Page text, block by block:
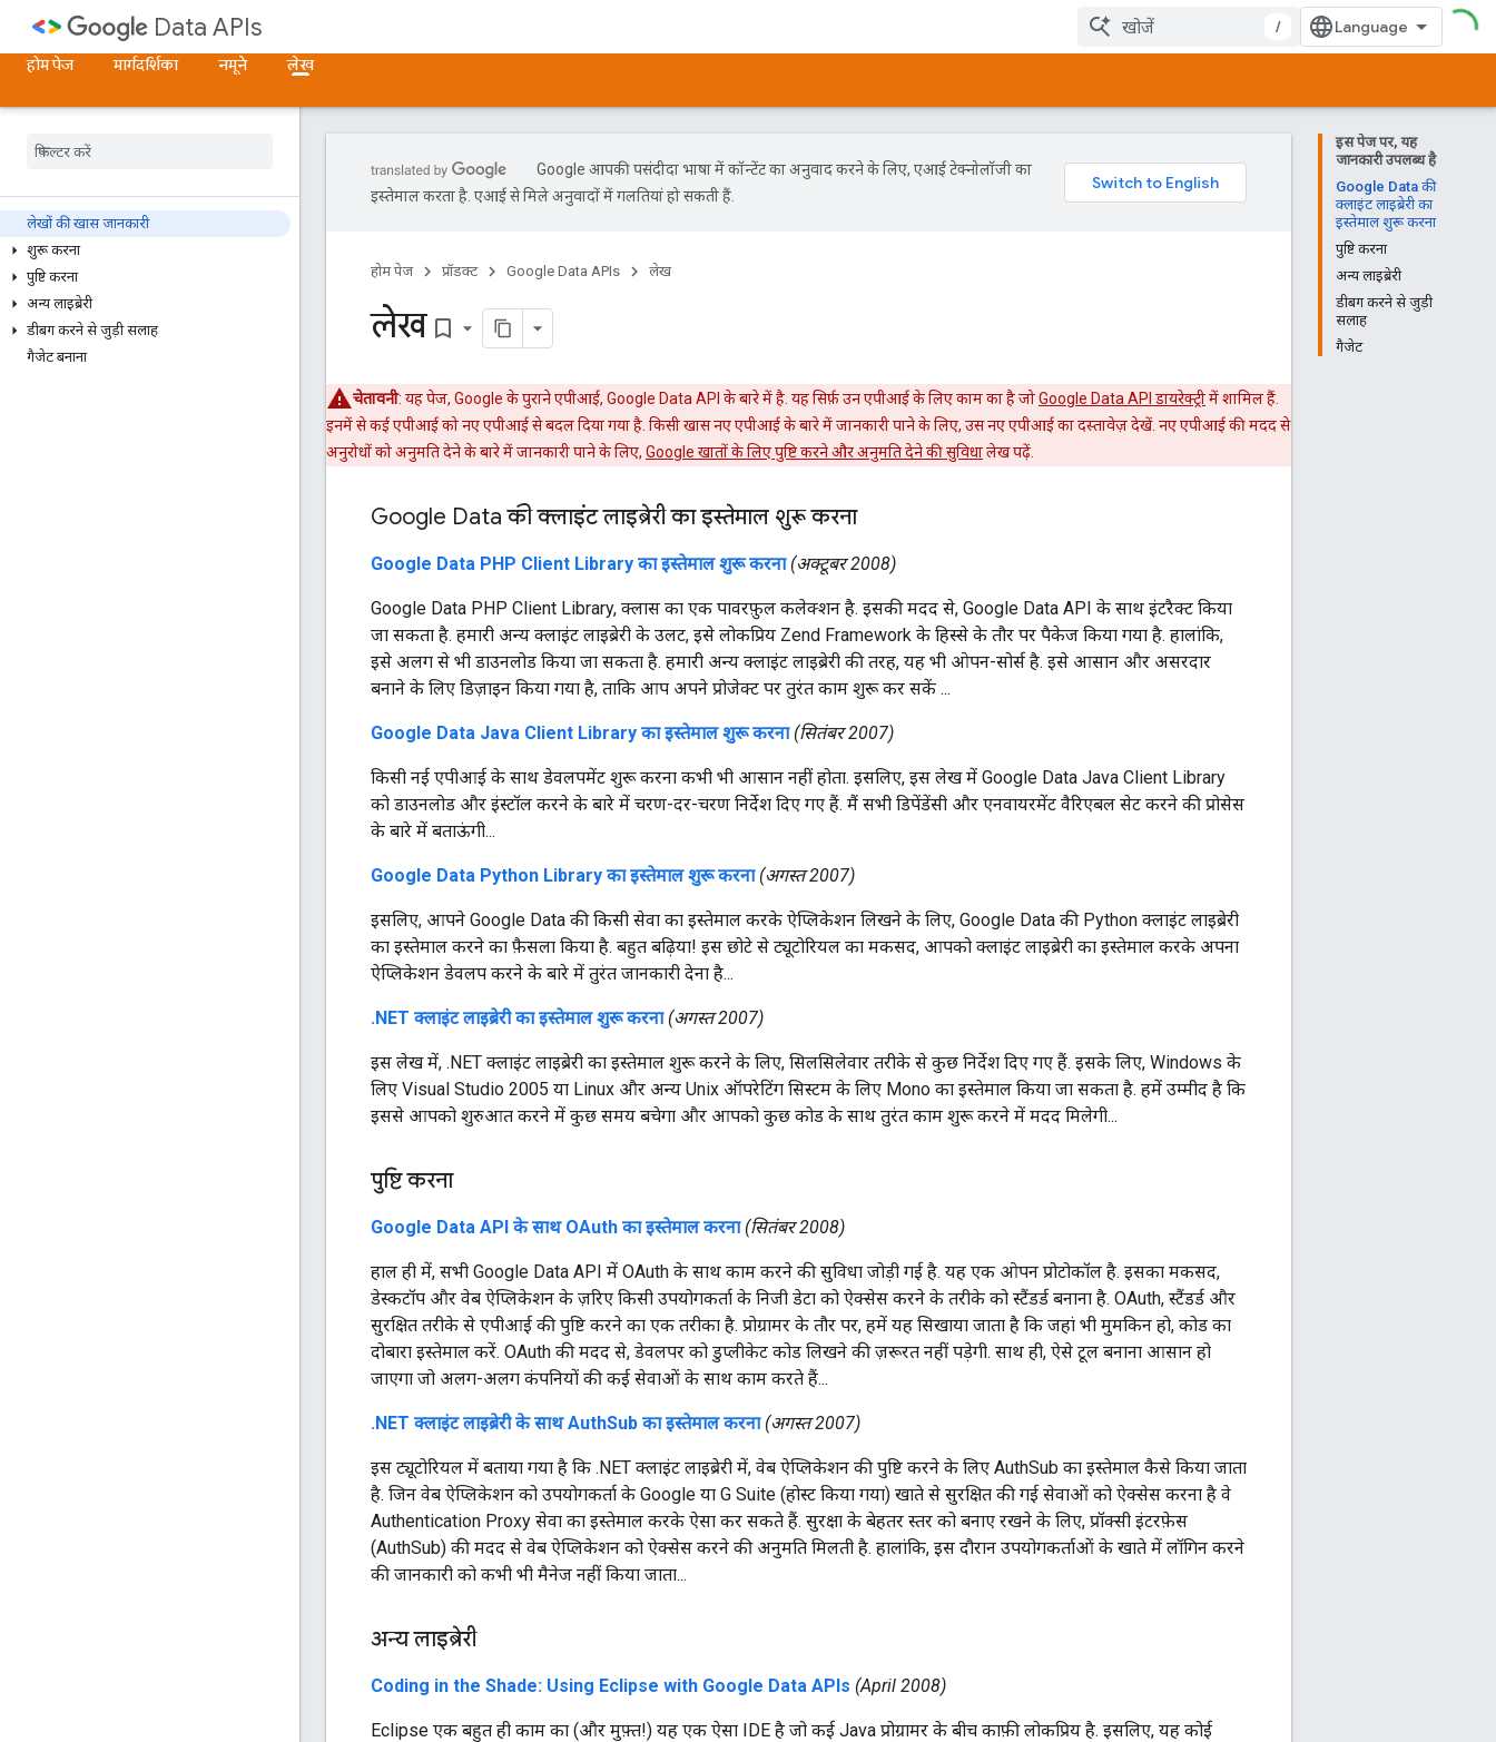
Data APIs
/
होम पेज
मार्गदर्शिका नमूने लेख
लेखों की खास जानकारी
शुरू करना
पुष्टि करना
अन्य लाइब्रेरी
डीबग करने से जुड़ी सलाह
गैजेट बनाना
इस पेज पर, यह
जानकारी उपलब्ध है
Google Data की
क्लाइंट लाइब्रेरी का
इस्तेमाल शुरू करना
पुष्टि करना
अन्य लाइब्रेरी
डीबग करने से जुड़ी
सलाह
गैजेट
Google आपकी पसंदीदा भाषा में कॉन्टेंट का अनुवाद करने के लिए, एआई टेक्नोलॉजी का
इस्तेमाल करता है. एआई से मिले अनुवादों में गलतियां हो सकती हैं.
होम पेज प्रॉडक्ट Google Data APIs लेख
लेख bookmark_border
चेतावनी: यह पेज, Google के पुराने एपीआई, Google Data API के बारे में है. यह सिर्फ़ उन एपीआई के लिए काम का है जोGoogle Data API डायरेक्ट्रीमें शामिल हैं.
इनमें से कई एपीआई को नए एपीआई से बदल दिया गया है. किसी खास नए एपीआई के बारे में जानकारी पाने के लिए, उस नए एपीआई का दस्तावेज़ देखें. नए एपीआई की मदद से
अनुरोधों को अनुमति देने के बारे में जानकारी पाने के लिए, Google खातों के लिए पुष्टि करने और अनुमति देने की सुविधालेख पढ़ें.
Google Data की क्लाइंट लाइब्रेरी का इस्तेमाल शुरू करना
Google Data PHP Client Library का इस्तेमाल शुरू करना (अक्टूबर 2008)
Google Data PHP Client Library, क्लास का एक पावरफ़ुल कलेक्शन है. इसकी मदद से, Google Data API के साथ इंटरैक्ट किया
जा सकता है. हमारी अन्य क्लाइंट लाइब्रेरी के उलट, इसे लोकप्रिय Zend Framework के हिस्से के तौर पर पैकेज किया गया है. हालांकि,
इसे अलग से भी डाउनलोड किया जा सकता है. हमारी अन्य क्लाइंट लाइब्रेरी की तरह, यह भी ओपन-सोर्स है. इसे आसान और असरदार
बनाने के लिए डिज़ाइन किया गया है, ताकि आप अपने प्रोजेक्ट पर तुरंत काम शुरू कर सकें ...
Google Data Java Client Library का इस्तेमाल शुरू करना (सितंबर 2007)
किसी नई एपीआई के साथ डेवलपमेंट शुरू करना कभी भी आसान नहीं होता. इसलिए, इस लेख में Google Data Java Client Library
को डाउनलोड और इंस्टॉल करने के बारे में चरण-दर-चरण निर्देश दिए गए हैं. मैं सभी डिपेंडेंसी और एनवायरमेंट वैरिएबल सेट करने की प्रोसेस
के बारे में बताऊंगी...
Google Data Python Library का इस्तेमाल शुरू करना (अगस्त 2007)
इसलिए, आपने Google Data की किसी सेवा का इस्तेमाल करके ऐप्लिकेशन लिखने के लिए, Google Data की Python क्लाइंट लाइब्रेरी
का इस्तेमाल करने का फ़ैसला किया है. बहुत बढ़िया! इस छोटे से ट्यूटोरियल का मकसद, आपको क्लाइंट लाइब्रेरी का इस्तेमाल करके अपना
ऐप्लिकेशन डेवलप करने के बारे में तुरंत जानकारी देना है...
.NET क्लाइंट लाइब्रेरी का इस्तेमाल शुरू करना (अगस्त 2007)
इस लेख में, .NET क्लाइंट लाइब्रेरी का इस्तेमाल शुरू करने के लिए, सिलसिलेवार तरीके से कुछ निर्देश दिए गए हैं. इसके लिए, Windows के
लिए Visual Studio 2005 या Linux और अन्य Unix ऑपरेटिंग सिस्टम के लिए Mono का इस्तेमाल किया जा सकता है. हमें उम्मीद है कि
इससे आपको शुरुआत करने में कुछ समय बचेगा और आपको कुछ कोड के साथ तुरंत काम शुरू करने में मदद मिलेगी...
पुष्टि करना
Google Data API के साथ OAuth का इस्तेमाल करना (सितंबर 2008)
हाल ही में, सभी Google Data API में OAuth के साथ काम करने की सुविधा जोड़ी गई है. यह एक ओपन प्रोटोकॉल है. इसका मकसद,
डेस्कटॉप और वेब ऐप्लिकेशन के ज़रिए किसी उपयोगकर्ता के निजी डेटा को ऐक्सेस करने के तरीके को स्टैंडर्ड बनाना है. OAuth, स्टैंडर्ड और
सुरक्षित तरीके से एपीआई की पुष्टि करने का एक तरीका है. प्रोग्रामर के तौर पर, हमें यह सिखाया जाता है कि जहां भी मुमकिन हो, कोड का
दोबारा इस्तेमाल करें. OAuth की मदद से, डेवलपर को डुप्लीकेट कोड लिखने की ज़रूरत नहीं पड़ेगी. साथ ही, ऐसे टूल बनाना आसान हो
जाएगा जो अलग-अलग कंपनियों की कई सेवाओं के साथ काम करते हैं...
.NET क्लाइंट लाइब्रेरी के साथ AuthSub का इस्तेमाल करना (अगस्त 2007)
इस ट्यूटोरियल में बताया गया है कि .NET क्लाइंट लाइब्रेरी में, वेब ऐप्लिकेशन की पुष्टि करने के लिए AuthSub का इस्तेमाल कैसे किया जाता
है. जिन वेब ऐप्लिकेशन को उपयोगकर्ता के Google या G Suite (होस्ट किया गया) खाते से सुरक्षित की गई सेवाओं को ऐक्सेस करना है वे
Authentication Proxy सेवा का इस्तेमाल करके ऐसा कर सकते हैं. सुरक्षा के बेहतर स्तर को बनाए रखने के लिए, प्रॉक्सी इंटरफ़ेस
(AuthSub) की मदद से वेब ऐप्लिकेशन को ऐक्सेस करने की अनुमति मिलती है. हालांकि, इस दौरान उपयोगकर्ताओं के खाते में लॉगिन करने
की जानकारी को कभी भी मैनेज नहीं किया जाता...
अन्य लाइब्रेरी
Coding in the Shade: Using Eclipse with Google Data APIs (April 2008)
Eclipse एक बहुत ही काम का (और मुफ़्त!) यह एक ऐसा IDE है जो कई Java प्रोग्रामर के बीच काफ़ी लोकप्रिय है. इसलिए, यह कोई